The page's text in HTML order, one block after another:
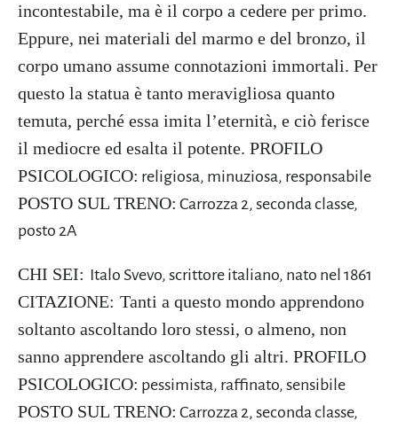
incontestabile, ma è il corpo a cedere per primo.
Eppure, nei materiali del marmo e del bronzo, il
corpo umano assume connotazioni immortali. Per
questo la statua è tanto meravigliosa quanto
temuta, perché essa imita l’eternità, e ciò ferisce
il mediocre ed esalta il potente. PROFILO
PSICOLOGICO: religiosa, minuziosa, responsabile
POSTO SUL TRENO: Carrozza 2, seconda classe,
posto 2A
CHI SEI: Italo Svevo, scrittore italiano, nato nel 1861
CITAZIONE: Tanti a questo mondo apprendono
soltanto ascoltando loro stessi, o almeno, non
sanno apprendere ascoltando gli altri. PROFILO
PSICOLOGICO: pessimista, raffinato, sensibile
POSTO SUL TRENO: Carrozza 2, seconda classe,